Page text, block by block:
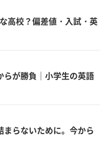
高校？偏差値・入試・英
が勝負｜小学生の英語
らないために。今から